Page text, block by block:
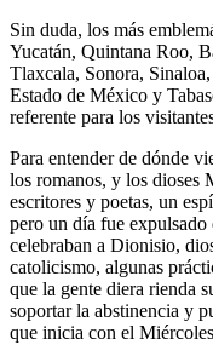
Sin duda, los más
Yucatán, Quintana Roo,
Tlaxcala, Sonora,
Estado de México y
referente para los
Para entender de dónde
los romanos, y los dioses
escritores y poetas, un
pero un día fue
celebraban a Dionisio,
catolicismo, algunas
que la gente diera rienda
soportar la abstinencia y
que inicia con el